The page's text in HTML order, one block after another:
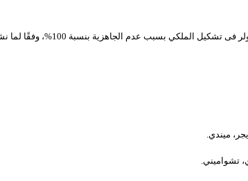
وقرر أنشيلوتي مدرب الريال عدم الاعتماد علي التركي
ميندي.
تشواميني.